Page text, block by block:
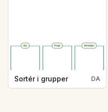
Sortér i grupper DA